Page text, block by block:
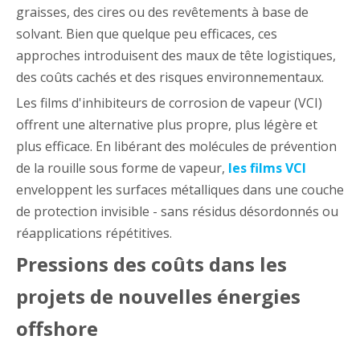
graisses, des cires ou des revêtements à base de
solvant. Bien que quelque peu efficaces, ces
approches introduisent des maux de tête logistiques,
des coûts cachés et des risques environnementaux.
Les films d'inhibiteurs de corrosion de vapeur (VCI)
offrent une alternative plus propre, plus légère et
plus efficace. En libérant des molécules de prévention
de la rouille sous forme de vapeur, les films VCI
enveloppent les surfaces métalliques dans une couche
de protection invisible - sans résidus désordonnés ou
réapplications répétitives.
Pressions des coûts dans les
projets de nouvelles énergies
offshore